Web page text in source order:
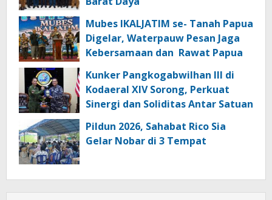
Mubes IKALJATIM se- Tanah Papua
Digelar, Waterpauw Pesan Jaga
Kebersamaan dan Rawat Papua
Kunker Pangkogabwilhan III di
Kodaeral XIV Sorong, Perkuat
Sinergi dan Soliditas Antar Satuan
Pildun 2026, Sahabat Rico Sia
Gelar Nobar di 3 Tempat